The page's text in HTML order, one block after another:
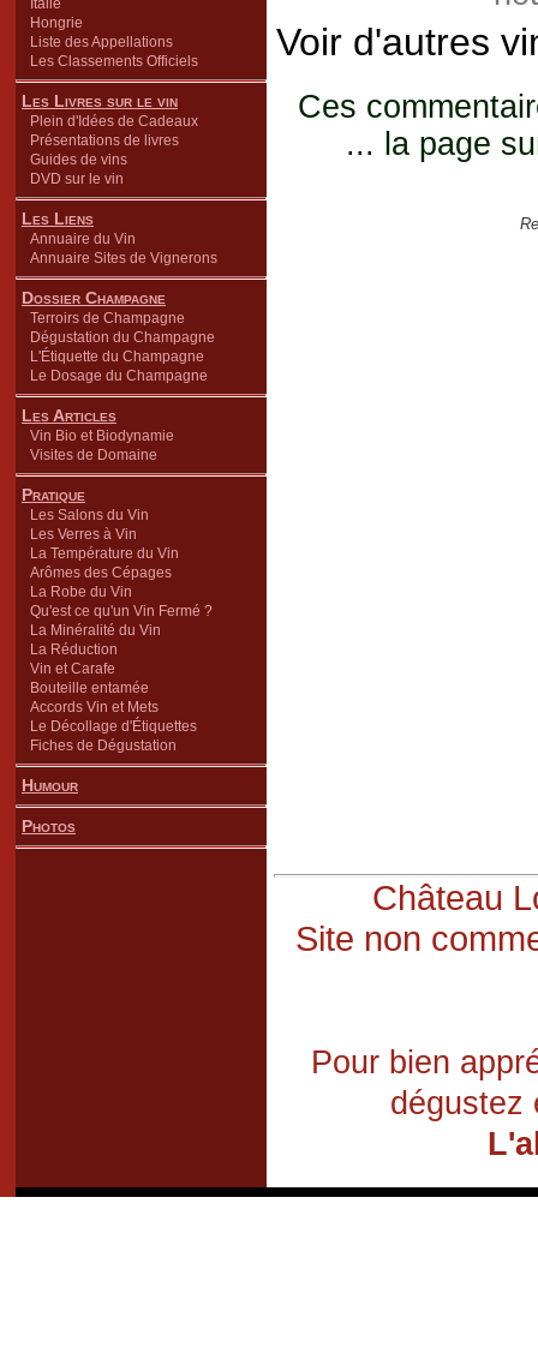
Italie
Hongrie
Liste des Appellations
Les Classements Officiels
Les Livres sur le vin
Plein d'Idées de Cadeaux
Présentations de livres
Guides de vins
DVD sur le vin
Les Liens
Annuaire du Vin
Annuaire Sites de Vignerons
Dossier Champagne
Terroirs de Champagne
Dégustation du Champagne
L'Étiquette du Champagne
Le Dosage du Champagne
Les Articles
Vin Bio et Biodynamie
Visites de Domaine
Pratique
Les Salons du Vin
Les Verres à Vin
La Température du Vin
Arômes des Cépages
La Robe du Vin
Qu'est ce qu'un Vin Fermé ?
La Minéralité du Vin
La Réduction
Vin et Carafe
Bouteille entamée
Accords Vin et Mets
Le Décollage d'Étiquettes
Fiches de Dégustation
Humour
Photos
Voir d'autres
Ces
... la page
Château
Site non
Pour bien
dégustez